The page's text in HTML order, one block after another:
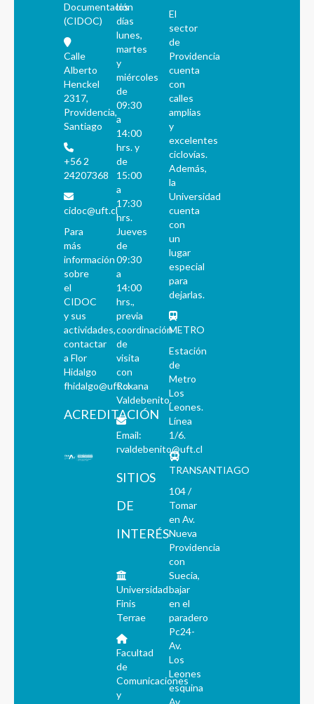
Documentación
(CIDOC)
Calle
Alberto
Henckel
2317,
Providencia,
Santiago
+56 2
24207368
cidoc@uft.cl
Para
más
información
sobre
el
CIDOC
y sus
actividades,
contactar
a Flor
Hidalgo
fhidalgo@uft.cl
ACREDITACIÓN
los
días
lunes,
martes
y
miércoles
de
09:30
a
14:00
hrs. y
de
15:00
a
17:30
hrs.
Jueves
de
09:30
a
14:00
hrs.,
previa
coordinación
de
visita
con
Roxana
Valdebenito.
Email:
rvaldebenito@uft.cl
SITIOS
DE
INTERÉS
Universidad
Finis
Terrae
Facultad
de
Comunicaciones
y
El
sector
de
Providencia
cuenta
con
calles
amplias
y
excelentes
ciclovías.
Además,
la
Universidad
cuenta
con
un
lugar
especial
para
dejarlas.
METRO
Estación
de
Metro
Los
Leones.
Línea
1/6.
TRANSANTIAGO
104 /
Tomar
en Av.
Nueva
Providencia
con
Suecia,
bajar
en el
paradero
Pc24-
Av.
Los
Leones
esquina
Av